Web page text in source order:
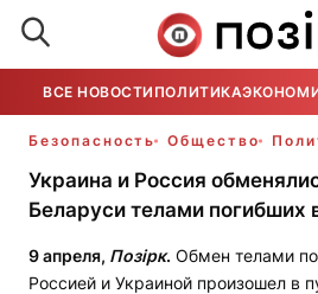
ВСЕ НОВОСТИ ПОЛИТИКА
Безопасность Общество
Украина и Россия
Беларуси телами
9 апреля, Позірк. Обмен телами
Россией и Украиной произошел в